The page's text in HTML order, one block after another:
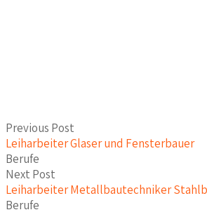
Previous Post
Leiharbeiter Glaser und Fensterbauer
Berufe
Next Post
Leiharbeiter Metallbautechniker
Berufe